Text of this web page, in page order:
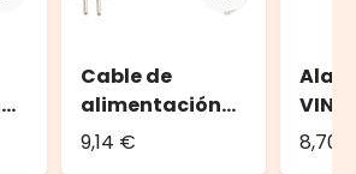
Cable de
alimentación
con enchufe 1,5
9,14 €
PRO,
8,70